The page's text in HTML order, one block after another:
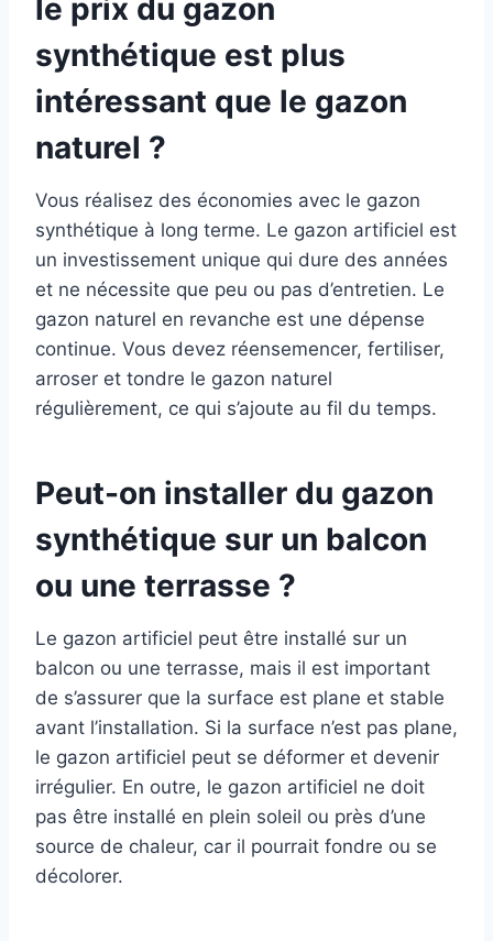
le prix du gazon
synthétique est plus
intéressant que le gazon
naturel ?
Vous réalisez des économies avec le gazon
synthétique à long terme. Le gazon artificiel est
un investissement unique qui dure des années
et ne nécessite que peu ou pas d’entretien. Le
gazon naturel en revanche est une dépense
continue. Vous devez réensemencer, fertiliser,
arroser et tondre le gazon naturel
régulièrement, ce qui s’ajoute au fil du temps.
Peut-on installer du gazon
synthétique sur un balcon
ou une terrasse ?
Le gazon artificiel peut être installé sur un
balcon ou une terrasse, mais il est important
de s’assurer que la surface est plane et stable
avant l’installation. Si la surface n’est pas plane,
le gazon artificiel peut se déformer et devenir
irrégulier. En outre, le gazon artificiel ne doit
pas être installé en plein soleil ou près d’une
source de chaleur, car il pourrait fondre ou se
décolorer.